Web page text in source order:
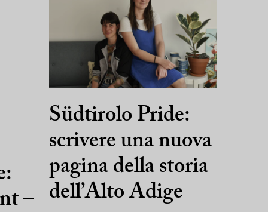
–
Südtirolo Pride:
scrivere una nuova
pagina della storia
dell’Alto Adige